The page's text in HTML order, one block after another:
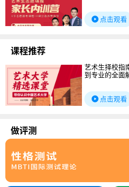
点击观看
课程推荐
艺术生择校指
到专业的全面
点击观看
做评测